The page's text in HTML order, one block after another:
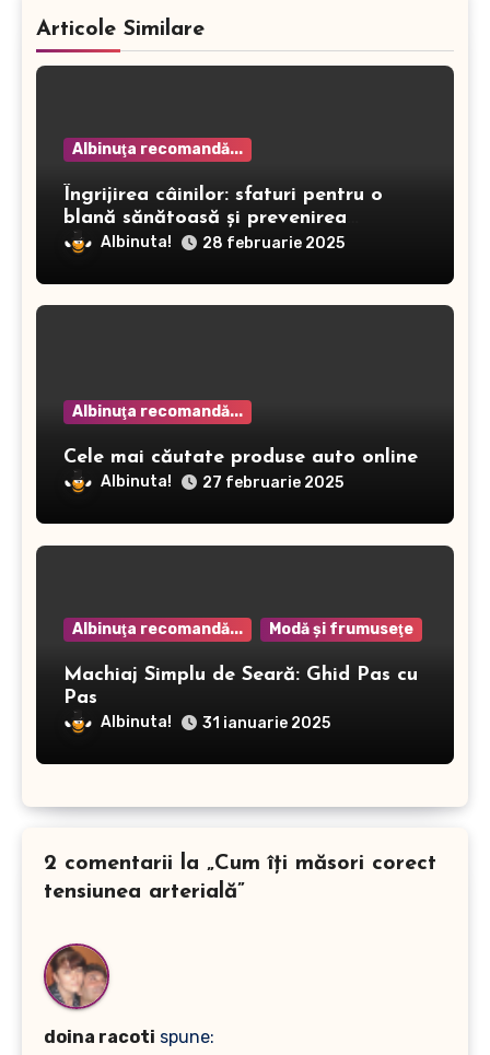
Articole Similare
Albinuţa recomandă...
Îngrijirea câinilor: sfaturi pentru o
blană sănătoasă și prevenirea
dermatitei
Albinuta! 28 februarie 2025
Albinuţa recomandă...
Cele mai căutate produse auto online
Albinuta! 27 februarie 2025
Albinuţa recomandă... Modă şi frumuseţe
Machiaj Simplu de Seară: Ghid Pas cu
Pas
Albinuta! 31 ianuarie 2025
2 comentarii la „Cum îți măsori corect
tensiunea arterială”
doina racoti spune: